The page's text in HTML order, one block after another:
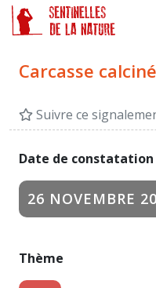
Carcasse
Suivre ce
Date de constatation
26 NOVEMBRE
Thème
Panneau de gestion des